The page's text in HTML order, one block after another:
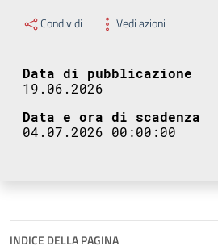
Condividi Vedi azioni
Data di pubblicazione
19.06.2026
Data e ora di scadenza
04.07.2026 00:00:00
INDICE DELLA PAGINA